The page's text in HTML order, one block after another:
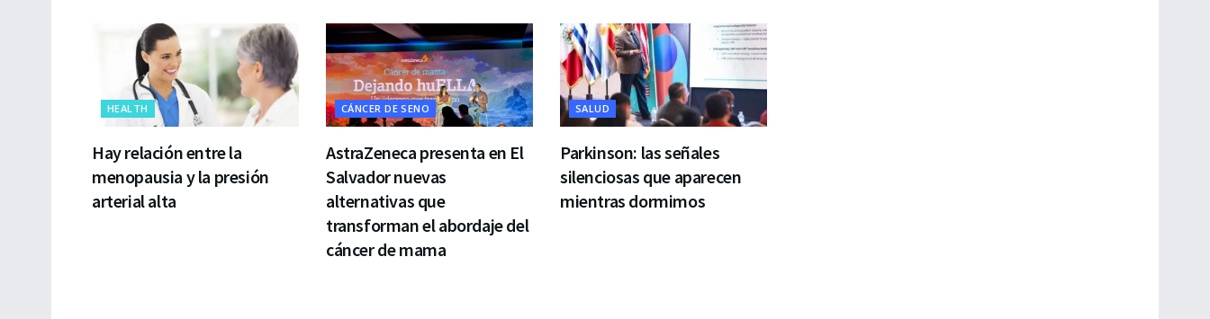
HEALTH
Hay relación entre la
menopausia y la presión
arterial alta
CÁNCER DE SENO
AstraZeneca presenta en El
Salvador nuevas
alternativas que
transforman el abordaje del
cáncer de mama
SALUD
Parkinson: las señales
silenciosas que aparecen
mientras dormimos